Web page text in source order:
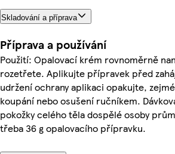
Skladování a příprava
Příprava a používání
Použití: Opalovací krém rovnoměrně
rozetřete. Aplikujte přípravek před
udržení ochrany aplikaci opakujte,
koupání nebo osušení ručníkem.
pokožky celého těla dospělé osoby
třeba 36 g opalovacího přípravku.